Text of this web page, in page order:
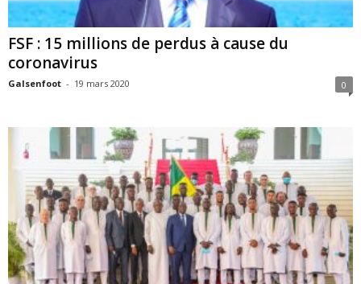
FSF : 15 millions de perdus à cause du
coronavirus
Galsenfoot - 19 mars 2020 0